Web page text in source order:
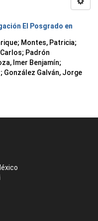
El Posgrado en
; Montes, Patricia;
; Padrón
Imer Benjamín;
; González Galván, Jorge